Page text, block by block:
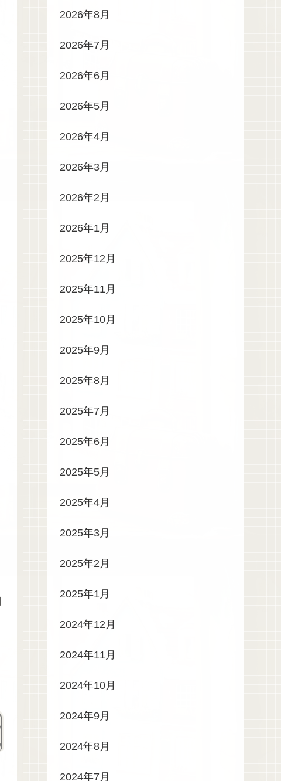
2026年8月
2026年7月
2026年6月
2026年5月
2026年4月
2026年3月
2026年2月
2026年1月
2025年12月
2025年11月
2025年10月
2025年9月
2025年8月
2025年7月
2025年6月
2025年5月
2025年4月
2025年3月
2025年2月
2025年1月
2024年12月
2024年11月
2024年10月
2024年9月
2024年8月
2024年7月